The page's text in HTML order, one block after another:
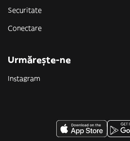
Securitate
Conectare
Urmărește-ne
Instagram